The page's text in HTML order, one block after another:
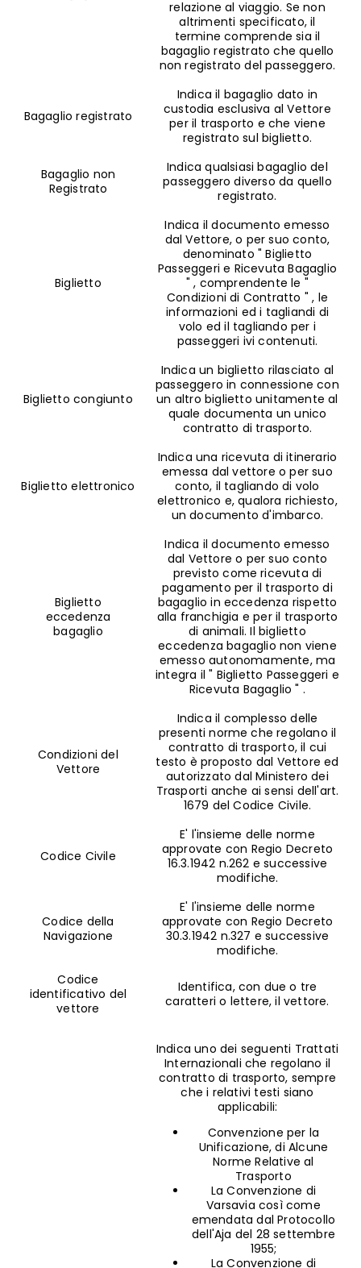
relazione al viaggio. Se non
altrimenti specificato, il
termine comprende sia il
bagaglio registrato che quello
non registrato del passeggero.
Bagaglio registrato
Indica il bagaglio dato in
custodia esclusiva al Vettore
per il trasporto e che viene
registrato sul biglietto.
Bagaglio non
Registrato
Indica qualsiasi bagaglio del
passeggero diverso da quello
registrato.
Biglietto
Indica il documento emesso
dal Vettore, o per suo conto,
denominato " Biglietto
Passeggeri e Ricevuta Bagaglio
" , comprendente le "
Condizioni di Contratto " , le
informazioni ed i tagliandi di
volo ed il tagliando per i
passeggeri ivi contenuti.
Biglietto congiunto
Indica un biglietto rilasciato al
passeggero in connessione con
un altro biglietto unitamente al
quale documenta un unico
contratto di trasporto.
Biglietto elettronico
Indica una ricevuta di itinerario
emessa dal vettore o per suo
conto, il tagliando di volo
elettronico e, qualora richiesto,
un documento d'imbarco.
Biglietto
eccedenza
bagaglio
Indica il documento emesso
dal Vettore o per suo conto
previsto come ricevuta di
pagamento per il trasporto di
bagaglio in eccedenza rispetto
alla franchigia e per il trasporto
di animali. Il biglietto
eccedenza bagaglio non viene
emesso autonomamente, ma
integra il " Biglietto Passeggeri e
Ricevuta Bagaglio " .
Condizioni del
Vettore
Indica il complesso delle
presenti norme che regolano il
contratto di trasporto, il cui
testo è proposto dal Vettore ed
autorizzato dal Ministero dei
Trasporti anche ai sensi dell'art.
1679 del Codice Civile.
Codice Civile
E' l'insieme delle norme
approvate con Regio Decreto
16.3.1942 n.262 e successive
modifiche.
Codice della
Navigazione
E' l'insieme delle norme
approvate con Regio Decreto
30.3.1942 n.327 e successive
modifiche.
Codice
identificativo del
vettore
Identifica, con due o tre
caratteri o lettere, il vettore.
Indica uno dei seguenti Trattati
Internazionali che regolano il
contratto di trasporto, sempre
che i relativi testi siano
applicabili:
Convenzione per la
Unificazione, di Alcune
Norme Relative al
Trasporto
La Convenzione di
Varsavia così come
emendata dal Protocollo
dell'Aja del 28 settembre
1955;
La Convenzione di